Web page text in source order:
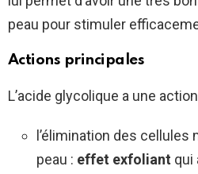
peau pour stimuler
Actions principales
L’acide glycolique a une
l’élimination des
peau : effet exfoliant qui